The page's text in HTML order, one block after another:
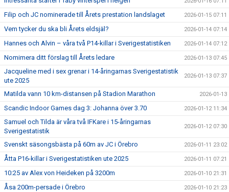
Filip och JC nominerade till Årets prestation landslaget 2026-01-15 07:11
Vem tycker du ska bli Årets eldsjäl? 2026-01-14 07:14
Hannes och Alvin – våra två P14-killar i Sverigestatistiken 2026-01-14 07:12
Nomimera ditt förslag till Årets ledare 2026-01-13 07:45
Jacqueline med i sex grenar i 14-åringarnas Sverigestatistik
ute 2025
2026-01-13 07:37
Matilda vann 10 km-distansen på Stadion Marathon 2026-01-13
Scandic Indoor Games dag 3: Johanna över 3.70 2026-01-12 11:34
Samuel och Tilda är våra två IFKare i 15-åringarnas
Sverigestatistik
2026-01-12 07:30
Svenskt säsongsbästa på 60m av JC i Örebro 2026-01-11 23:02
Åtta P16-killar i Sverigestatistiken ute 2025 2026-01-11 07:21
10:25 av Alex von Heideken på 3200m 2026-01-10 21:31
Åsa 200m-persade i Örebro 2026-01-10 21:23